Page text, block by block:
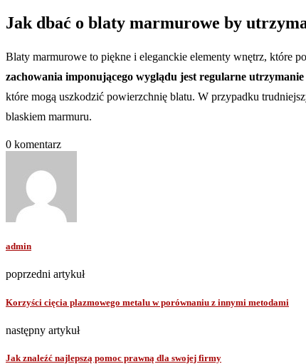
Jak dbać o blaty marmurowe by
Blaty marmurowe to piękne i eleganckie elementy wnętrz, które
zachowania imponującego wyglądu jest regularne
które mogą uszkodzić powierzchnię blatu. W przypadku
blaskiem marmuru.
0 komentarz
admin
poprzedni artykuł
Korzyści cięcia plazmowego metalu w porównaniu z innymi metodami
następny artykuł
Jak znaleźć najlepszą pomoc prawną dla swojej firmy